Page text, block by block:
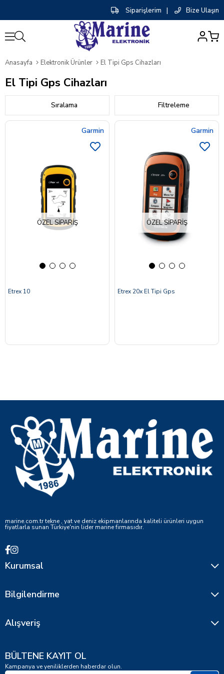
Siparişlerim | Bize Ulaşın
Anasayfa Elektronik Ürünler El Tipi Gps Cihazları
El Tipi Gps Cihazları
Filtreleme
Sıralama
ÖZEL SIPARIŞ
Garmin
Etrex 10
ÖZEL SIPARIŞ
Garmin
Etrex 20x El Tipi Gps
marine.com.tr tekne , yat ve deniz ekipmanlarında kaliteli ürünleri uygun
fiyatlarla sunan Türkiye'nin lider marine firmasıdır.
Kurumsal
Bilgilendirme
Alışveriş
BÜLTENE KAYIT OL
Kampanya ve yeniliklerden haberdar olun.